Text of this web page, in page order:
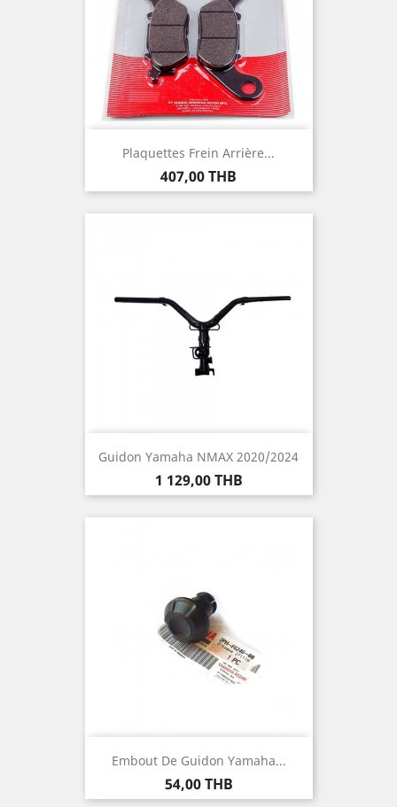
Plaquettes Frein Arrière...
Prix
407,00 THB
Guidon Yamaha NMAX 2020/2024
Prix
1 129,00 THB
Embout De Guidon Yamaha...
Prix
54,00 THB